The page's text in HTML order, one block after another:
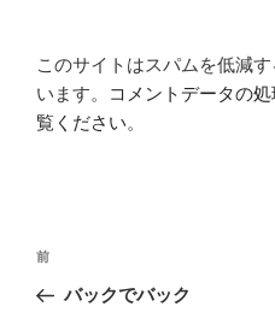
このサイトはスパムを低減
います。
コメントデータの
覧ください。
投
ナ
前
の
前
バックでバック